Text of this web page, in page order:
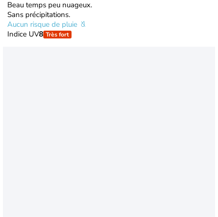
Beau temps peu nuageux.
Sans précipitations.
Aucun risque de pluie
Indice UV8 Très fort